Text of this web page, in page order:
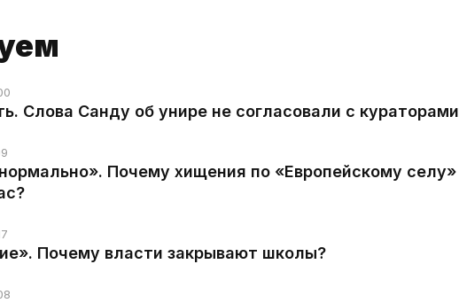
Слова Санду об унире не согласовали с кураторами
Почему хищения по «Европейскому селу»
Почему власти закрывают школы?